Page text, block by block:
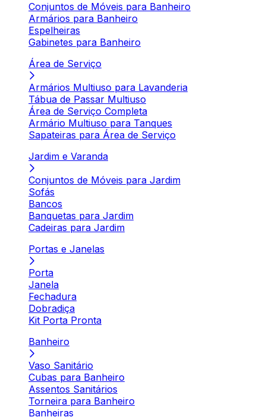
Conjuntos de Móveis para Banheiro
Armários para Banheiro
Espelheiras
Gabinetes para Banheiro
Área de Serviço
Armários Multiuso para Lavanderia
Tábua de Passar Multiuso
Área de Serviço Completa
Armário Multiuso para Tanques
Sapateiras para Área de Serviço
Jardim e Varanda
Conjuntos de Móveis para Jardim
Sofás
Bancos
Banquetas para Jardim
Cadeiras para Jardim
Portas e Janelas
Porta
Janela
Fechadura
Dobradiça
Kit Porta Pronta
Banheiro
Vaso Sanitário
Cubas para Banheiro
Assentos Sanitários
Torneira para Banheiro
Banheiras